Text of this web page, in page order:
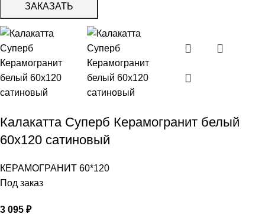
ЗАКАЗАТЬ
Калакатта Суперб Керамогранит белый
60х120 сатиновый
КЕРАМОГРАНИТ 60*120
Под заказ
3 095 ₽